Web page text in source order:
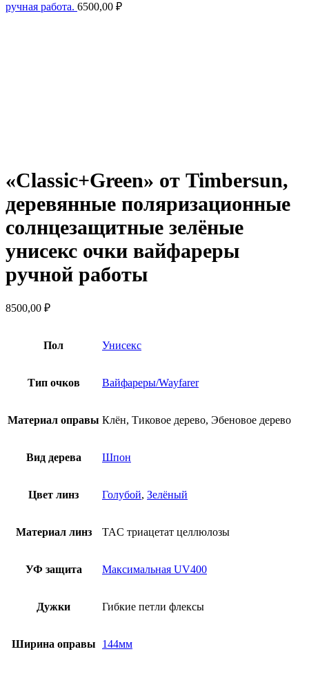
ручная работа. 6500,00 ₽
«Classic+Green» от Timbersun,
деревянные поляризационные
солнцезащитные зелёные
унисекс очки вайфареры
ручной работы
8500,00 ₽
Пол Унисекс
Тип очков Вайфареры/Wayfarer
Материал оправы Клён, Тиковое дерево, Эбеновое дерево
Вид дерева Шпон
Цвет линз Голубой, Зелёный
Материал линз TAC триацетат целлюлозы
УФ защита Максимальная UV400
Дужки Гибкие петли флексы
Ширина оправы 144мм